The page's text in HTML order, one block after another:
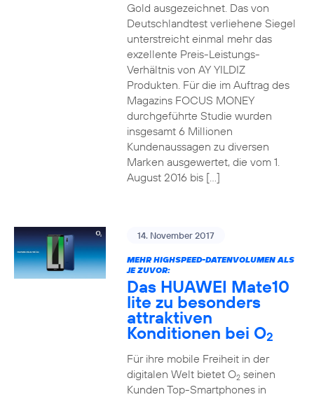
Gold ausgezeichnet. Das von
Deutschlandtest verliehene Siegel
unterstreicht einmal mehr das
exzellente Preis-Leistungs-
Verhältnis von AY YILDIZ
Produkten. Für die im Auftrag des
Magazins FOCUS MONEY
durchgeführte Studie wurden
insgesamt 6 Millionen
Kundenaussagen zu diversen
Marken ausgewertet, die vom 1.
August 2016 bis […]
14. November 2017
MEHR HIGHSPEED-DATENVOLUMEN ALS
JE ZUVOR:
Das HUAWEI Mate10
lite zu besonders
attraktiven
Konditionen bei O2
Für ihre mobile Freiheit in der
digitalen Welt bietet O2seinen
Kunden Top-Smartphones in